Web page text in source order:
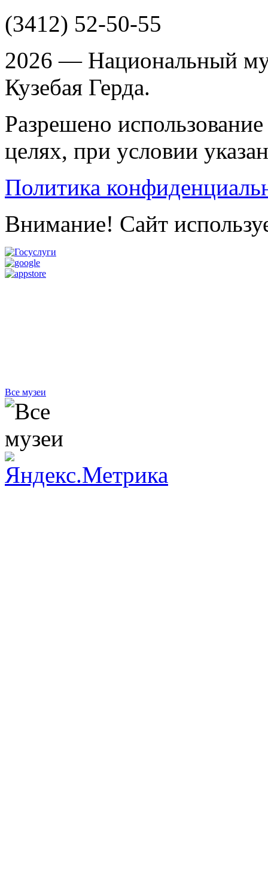
(3412) 52-50-55
2026 — Национальный
Кузебая Герда.
Разрешено
целях, при условии
Политика
Внимание! Сайт
Все музеи